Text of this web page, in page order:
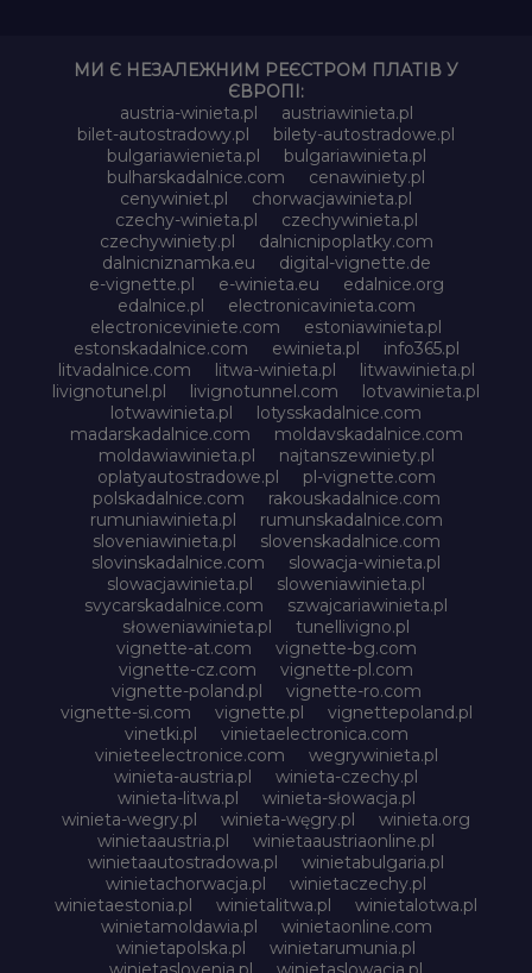
МИ Є НЕЗАЛЕЖНИМ РЕЄСТРОМ ПЛАТІВ У
ЄВРОПІ:
austria-winieta.pl
austriawinieta.pl
bilet-autostradowy.pl
bilety-autostradowe.pl
bulgariawienieta.pl
bulgariawinieta.pl
bulharskadalnice.com
cenawiniety.pl
cenywiniet.pl
chorwacjawinieta.pl
czechy-winieta.pl
czechywinieta.pl
czechywiniety.pl
dalnicnipoplatky.com
dalnicniznamka.eu
digital-vignette.de
e-vignette.pl
e-winieta.eu
edalnice.org
edalnice.pl
electronicavinieta.com
electroniceviniete.com
estoniawinieta.pl
estonskadalnice.com
ewinieta.pl
info365.pl
litvadalnice.com
litwa-winieta.pl
litwawinieta.pl
livignotunel.pl
livignotunnel.com
lotvawinieta.pl
lotwawinieta.pl
lotysskadalnice.com
madarskadalnice.com
moldavskadalnice.com
moldawiawinieta.pl
najtanszewiniety.pl
oplatyautostradowe.pl
pl-vignette.com
polskadalnice.com
rakouskadalnice.com
rumuniawinieta.pl
rumunskadalnice.com
sloveniawinieta.pl
slovenskadalnice.com
slovinskadalnice.com
slowacja-winieta.pl
slowacjawinieta.pl
sloweniawinieta.pl
svycarskadalnice.com
szwajcariawinieta.pl
słoweniawinieta.pl
tunellivigno.pl
vignette-at.com
vignette-bg.com
vignette-cz.com
vignette-pl.com
vignette-poland.pl
vignette-ro.com
vignette-si.com
vignette.pl
vignettepoland.pl
vinetki.pl
vinietaelectronica.com
vinieteelectronice.com
wegrywinieta.pl
winieta-austria.pl
winieta-czechy.pl
winieta-litwa.pl
winieta-słowacja.pl
winieta-wegry.pl
winieta-węgry.pl
winieta.org
winietaaustria.pl
winietaaustriaonline.pl
winietaautostradowa.pl
winietabulgaria.pl
winietachorwacja.pl
winietaczechy.pl
winietaestonia.pl
winietalitwa.pl
winietalotwa.pl
winietamoldawia.pl
winietaonline.com
winietapolska.pl
winietarumunia.pl